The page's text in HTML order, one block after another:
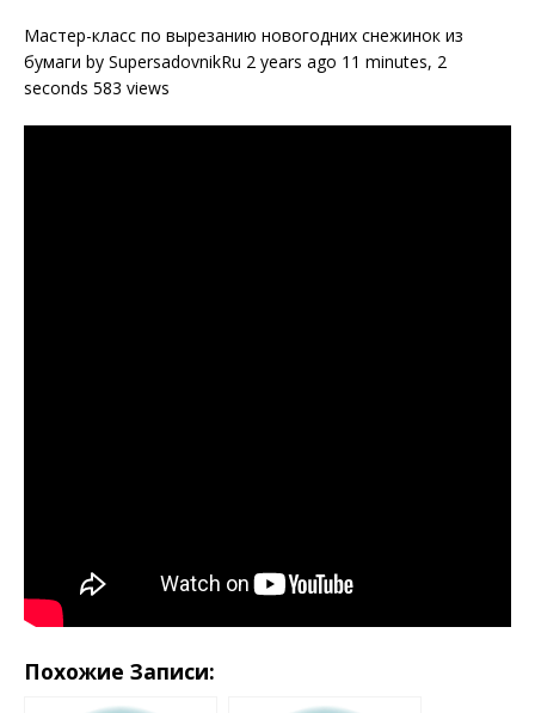
Мастер-класс по вырезанию новогодних снежинок из
бумаги by SupersadovnikRu 2 years ago 11 minutes, 2
seconds 583 views
Похожие Записи: